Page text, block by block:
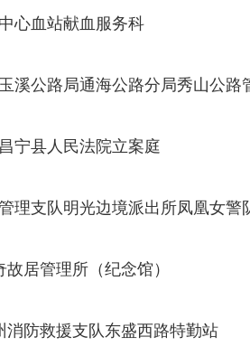
心血站献血服务科
溪公路局通海公路分局秀山公路
宁县人民法院立案庭
理支队明光边境派出所凤凰女警
居管理所（纪念馆）
消防救援支队东盛西路特勤站